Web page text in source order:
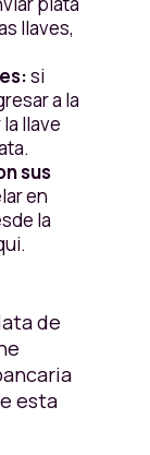
llaves,
si
a la
llave
sus
en
la
de
esta